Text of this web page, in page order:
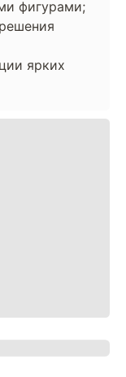
фигурами;
ярких